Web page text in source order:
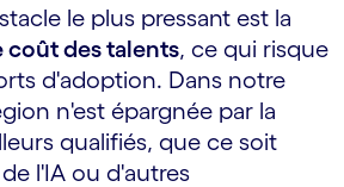
le plus pressant est la
des talents, ce qui risque
d'adoption. Dans notre
n'est épargnée par la
qualifiés, que ce soit
l'IA ou d'autres